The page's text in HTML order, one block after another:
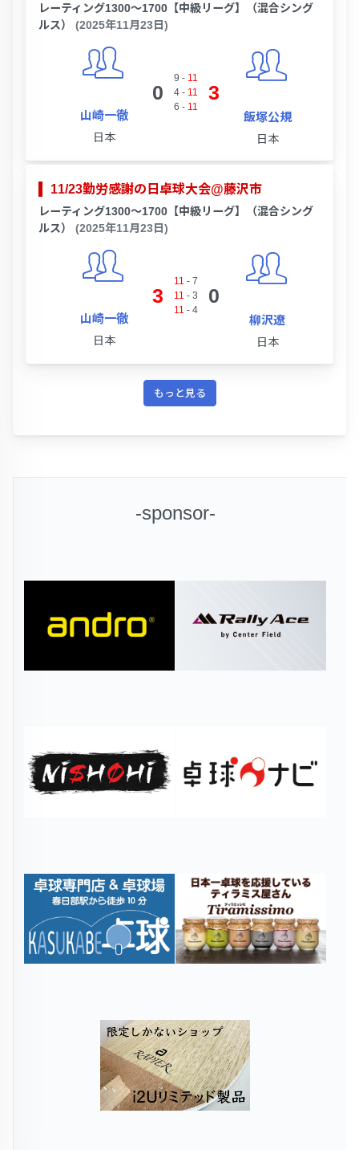
レーティング1300～1700【中級リーグ】（混合シング
ルス）
(2025年11月23日)
山崎一徹
日本
0
9 - 11
4- 11
6 - 11
3
飯塚公規
日本
11/23勤労感謝の日卓球大会@藤沢市
レーティング1300～1700【中級リーグ】（混合シング
ルス）
(2025年11月23日)
山崎一徹
日本
3
11 - 7
11 - 3
11 - 4
0
柳沢遼
日本
もっと見る
-sponsor-